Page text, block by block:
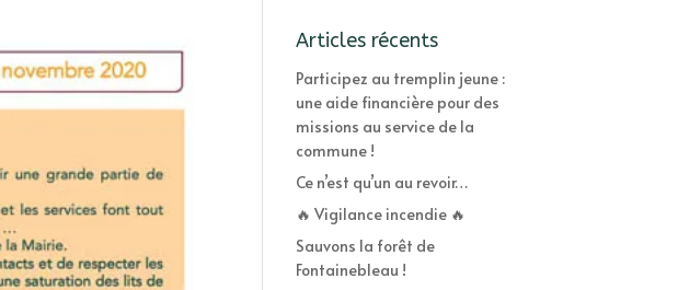
Articles récents
Participez au tremplin jeune :
une aide financière pour des
missions au service de la
commune !
Ce n’est qu’un au revoir…
🔥 Vigilance incendie 🔥
Sauvons la forêt de
Fontainebleau !